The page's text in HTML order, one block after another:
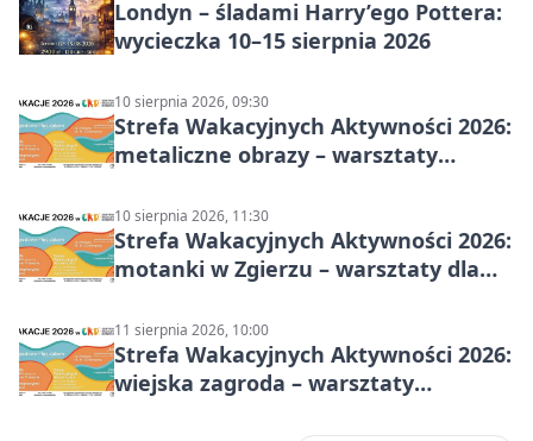
Londyn – śladami Harry’ego Pottera:
wycieczka 10–15 sierpnia 2026
10 sierpnia 2026, 09:30
Strefa Wakacyjnych Aktywności 2026:
metaliczne obrazy – warsztaty
10 sierpnia 2026, 11:30
Strefa Wakacyjnych Aktywności 2026:
motanki w Zgierzu – warsztaty dla
11 sierpnia 2026, 10:00
Strefa Wakacyjnych Aktywności 2026:
wiejska zagroda – warsztaty